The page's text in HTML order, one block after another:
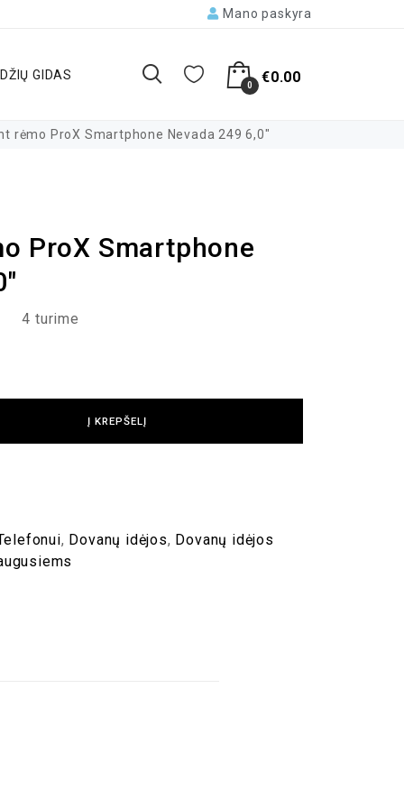
Mano paskyra
GIDAS
0 €0.00
rėmo ProX Smartphone Nevada 249 6,0″
ProX Smartphone
4 turime
Į KREPŠELĮ
, Dovanų idėjos, Dovanų idėjos